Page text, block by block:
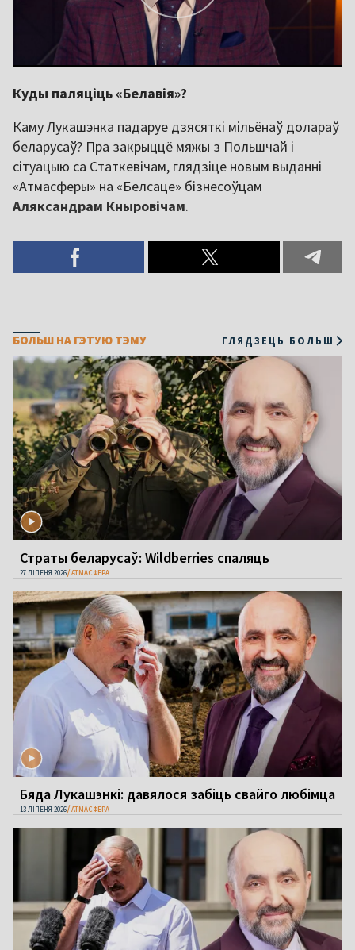
Куды паляціць «Белавія»?
Каму Лукашэнка падаруе дзясяткі мільёнаў долараў
беларусаў? Пра закрыццё мяжы з Польшчай і
сітуацыю са Статкевічам, глядзіце новым выданні
«Атмасферы» на «Белсаце» бізнесоўцам
Аляксандрам Кныровічам.
БОЛЬШ НА ГЭТУЮ ТЭМУ ГЛЯДЗЕЦЬ БОЛЬШ
Страты беларусаў: Wildberries спаляць
27 ЛІПЕНЯ 2026 АТМАСФЕРА
Бяда Лукашэнкі: давялося забіць свайго любімца
13 ЛІПЕНЯ 2026 АТМАСФЕРА